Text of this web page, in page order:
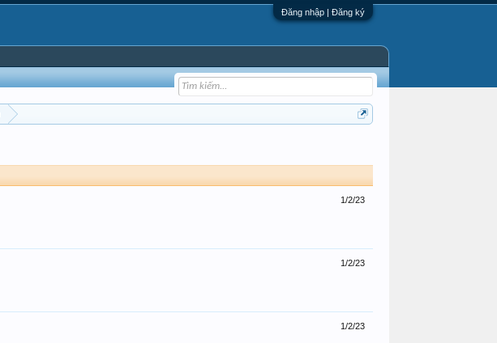
Đăng nhập | Đăng ký
1/2/23
1/2/23
1/2/23